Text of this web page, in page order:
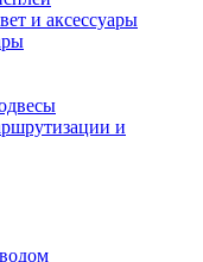
и аксессуары
и